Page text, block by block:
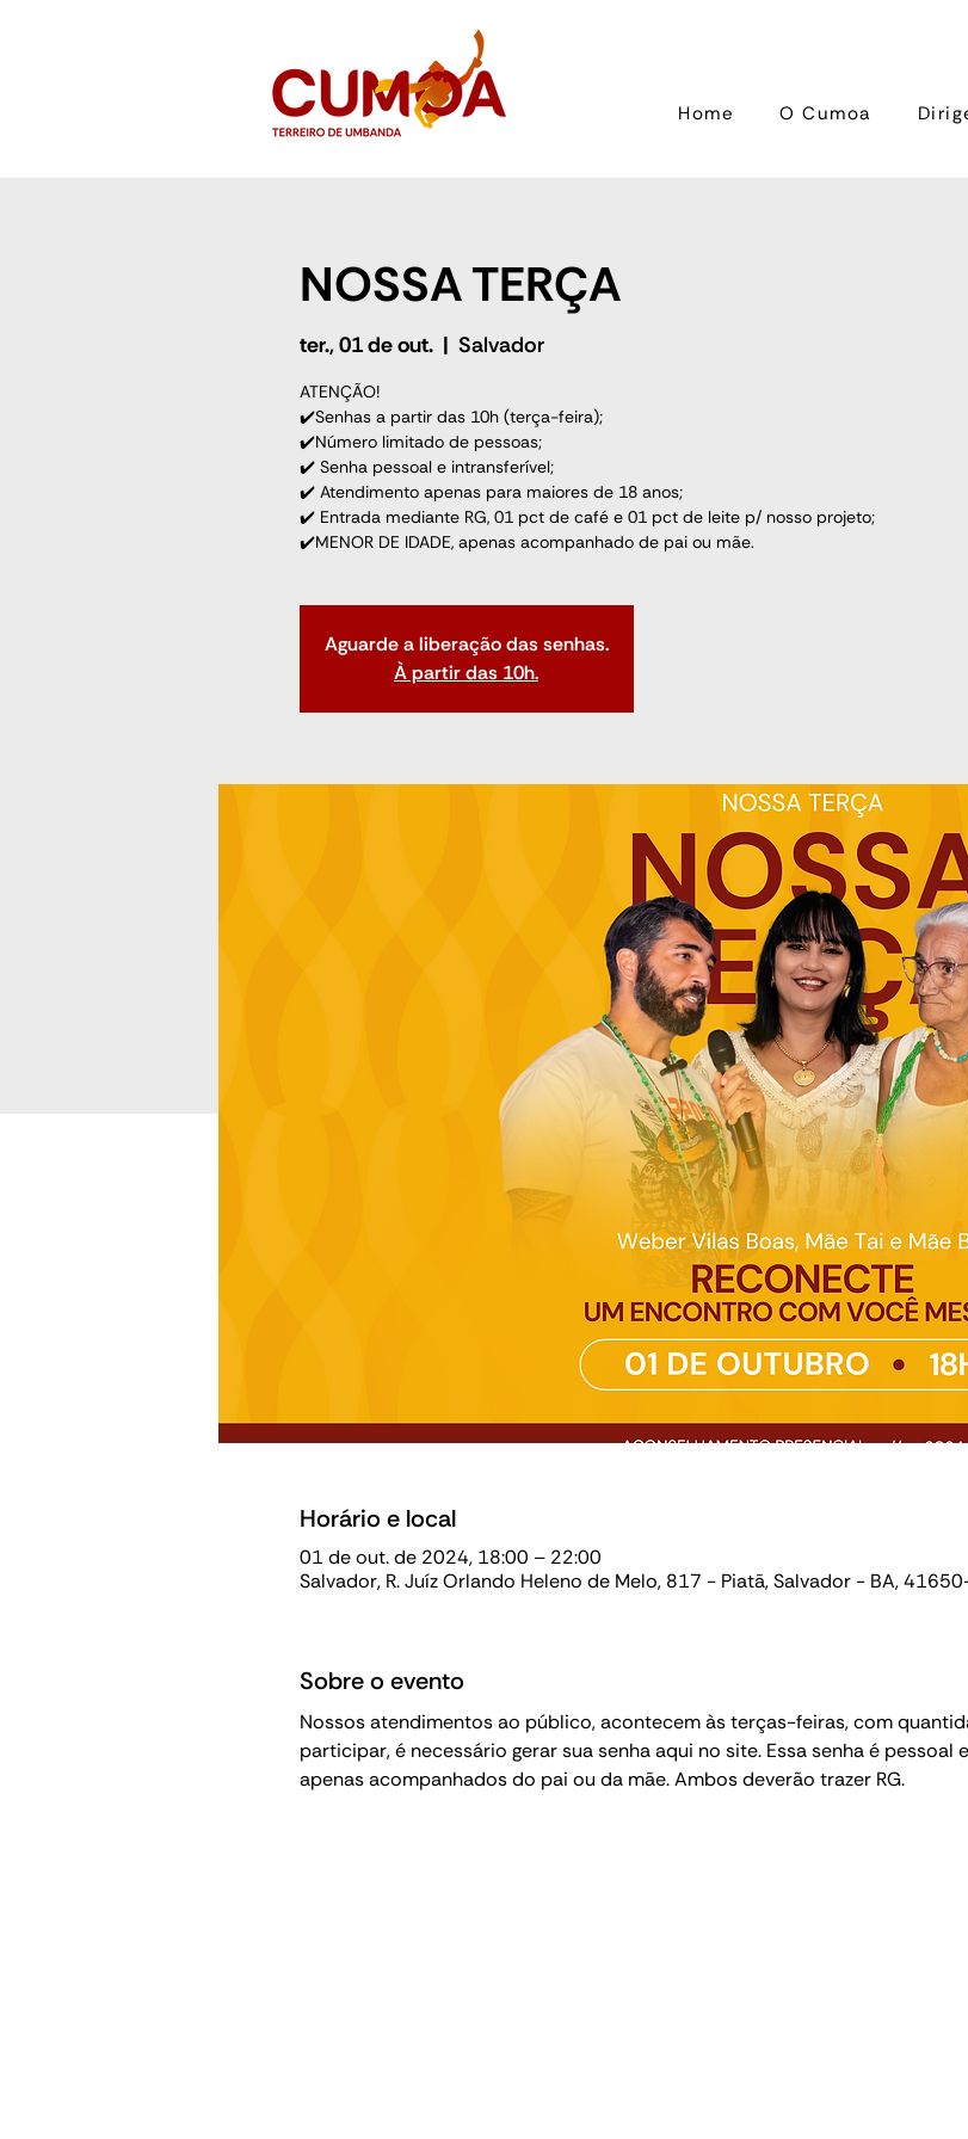
Home O Cumoa
NOSSA TERÇA
ter., 01 de out.
  |
Salvador
ATENÇÃO!
✔️Senhas a partir das 10h (terça-feira);
✔️Número limitado de pessoas;
✔️ Senha pessoal e intransferível;
✔️ Atendimento apenas para maiores de 18 anos;
✔️ Entrada mediante RG, 01 pct de café e 01 pct de leite p/ nosso projeto;
✔️MENOR DE IDADE, apenas acompanhado de pai ou mãe.
Aguarde a liberação das senhas.
À partir das 10h.
Horário e local
01 de out. de 2024, 18:00 – 22:00
Salvador, R. Juíz Orlando Heleno de Melo, 817 - Piatã, Salvador - BA,
Sobre o evento
Nossos atendimentos ao público, acontecem às terças-feiras, com
participar, é necessário gerar sua senha aqui no site. Essa senha é pessoal e
apenas acompanhados do pai ou da mãe. Ambos deverão trazer RG.